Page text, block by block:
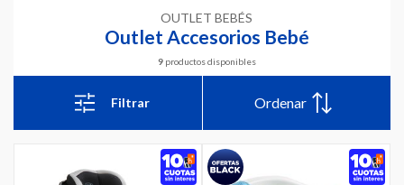
OUTLET BEBÉS
Outlet Accesorios Bebé
9 productos disponibles
Filtrar Ordenar